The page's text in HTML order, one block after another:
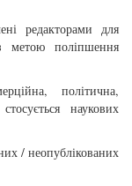
редакторами для
метою поліпшення
політична,
наукових
/ неопублікованих